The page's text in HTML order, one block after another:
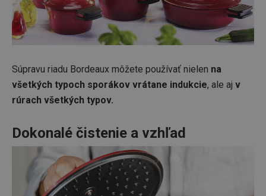
Súpravu riadu Bordeaux môžete používať nielen na
všetkých typoch sporákov vrátane indukcie, ale aj v
rúrach všetkých typov.
Dokonalé čistenie a vzhľad